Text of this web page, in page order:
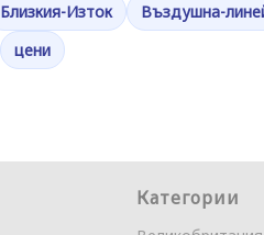
Близкия-Изток Въздушна-
цени
Категории